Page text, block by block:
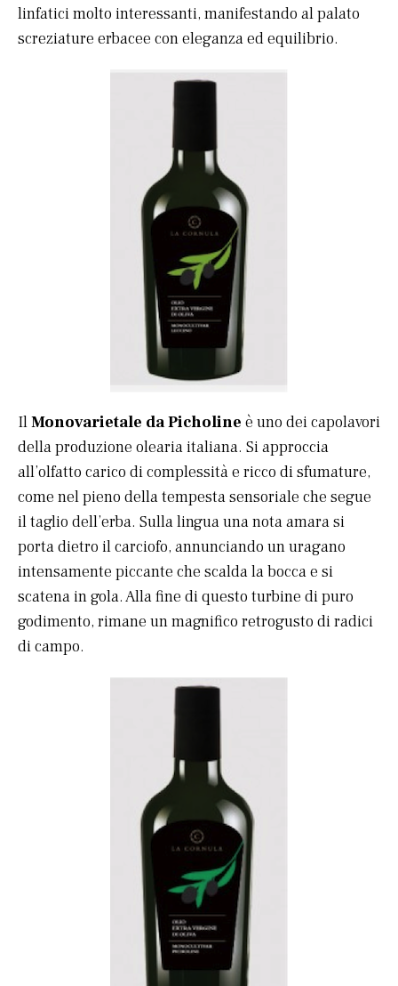
linfatici molto interessanti, manifestando al palato
screziature erbacee con eleganza ed equilibrio.
IlMonovarietale da Picholine è uno dei capolavori
della produzione olearia italiana. Si approccia
all’olfatto carico di complessità e ricco di sfumature,
come nel pieno della tempesta sensoriale che segue
il taglio dell’erba. Sulla lingua una nota amara si
porta dietro il carciofo, annunciando un uragano
intensamente piccante che scalda la bocca e si
scatena in gola. Alla fine di questo turbine di puro
godimento, rimane un magnifico retrogusto di radici
di campo.